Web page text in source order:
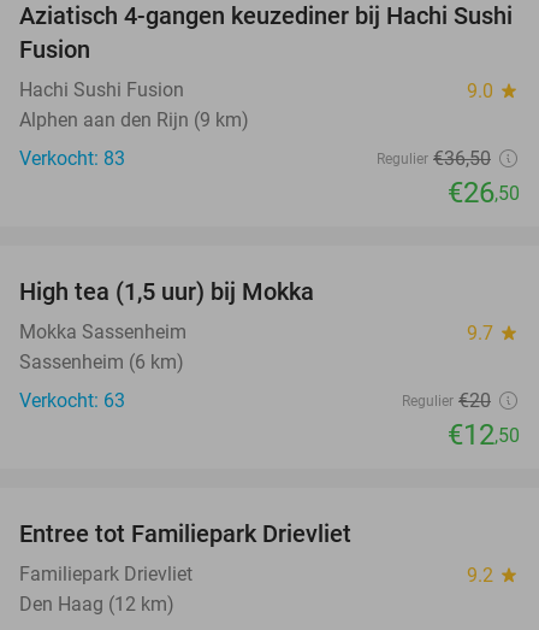
27%
Aziatisch 4-gangen keuzediner bij Hachi Sushi
Fusion
Hachi Sushi Fusion 9.0 star
Alphen aan den Rijn (9 km)
Verkocht: 83
Regulier €36,50
€26,50
High tea (1,5 uur) bij Mokka
Mokka Sassenheim 9.7 star
Sassenheim (6 km)
Verkocht: 63
Regulier €20
€12,50
Entree tot Familiepark Drievliet
Familiepark Drievliet 9.2 star
Den Haag (12 km)